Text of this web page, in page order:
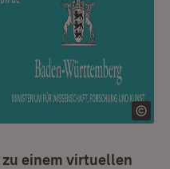
einem virtuellen